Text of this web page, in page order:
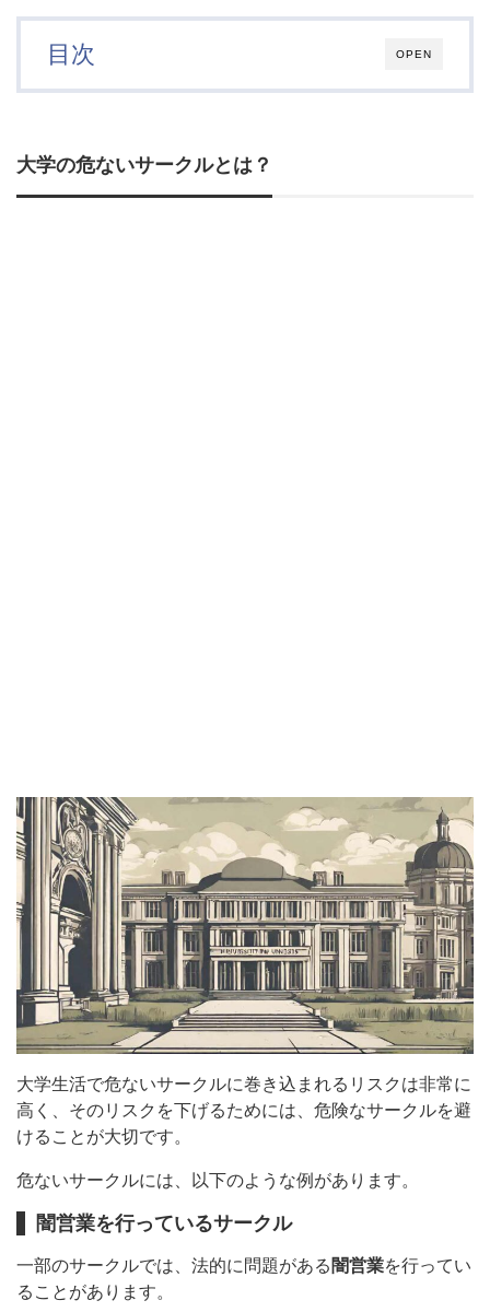
OPEN
目次
大学の危ないサークルとは？
大学生活で危ないサークルに巻き込まれるリスクは非常に
高く、そのリスクを下げるためには、危険なサークルを避
けることが大切です。
危ないサークルには、以下のような例があります。
闇営業を行っているサークル
一部のサークルでは、法的に問題がある 闇営業を行ってい
ることがあります。